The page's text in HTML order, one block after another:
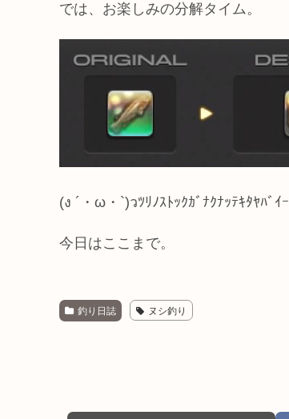
では、お楽しみの分解タイム。
(ง ´・ω・`)วﾂﾘﾉｽﾄｯｸｶﾞﾅｸﾅｯﾃｷﾀﾔﾊﾞｲｰ
今日はここまで。
釣り日誌 ヌシ釣り